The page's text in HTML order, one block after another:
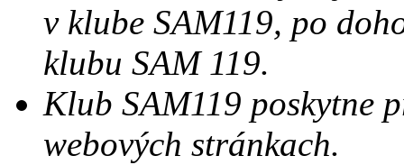
v klube SAM119, po
klubu SAM 119.
Klub SAM119 poskytne
webových stránkach.